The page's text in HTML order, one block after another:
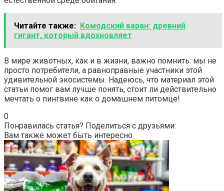
Читайте также: Комодский варан: древний
гигант, который вдохновляет
В мире животных, как и в жизни, важно помнить: мы не
просто потребители, а равноправные участники этой
удивительной экосистемы. Надеюсь, что материал этой
статьи помог вам лучше понять, стоит ли действительно
мечтать о пингвине как о домашнем питомце!
0
Понравилась статья? Поделиться с друзьями:
Вам также может быть интересно